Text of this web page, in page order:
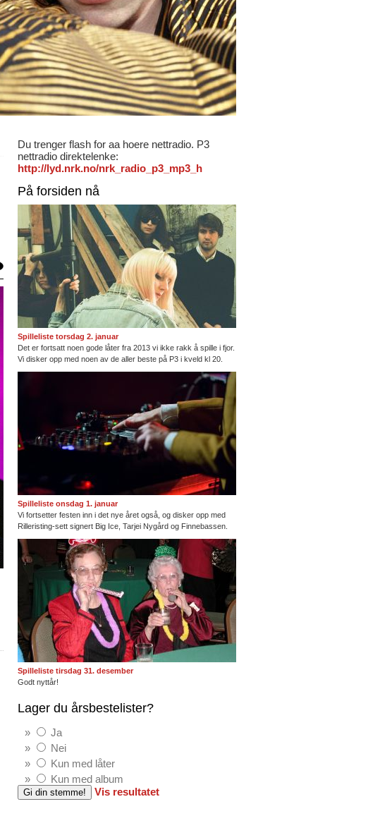
Du trenger flash for aa hoere nettradio. P3
nettradio direktelenke:
http://lyd.nrk.no/nrk_radio_p3_mp3_h
På forsiden nå
Spilleliste torsdag 2. januar
Det er fortsatt noen gode låter fra 2013 vi ikke rakk å spille i fjor.
Vi disker opp med noen av de aller beste på P3 i kveld kl 20.
Spilleliste onsdag 1. januar
Vi fortsetter festen inn i det nye året også, og disker opp med
Rilleristing-sett signert Big Ice, Tarjei Nygård og Finnebassen.
Spilleliste tirsdag 31. desember
Godt nyttår!
Lager du årsbestelister?
Ja
Nei
Kun med låter
Kun med album
Vis resultatet